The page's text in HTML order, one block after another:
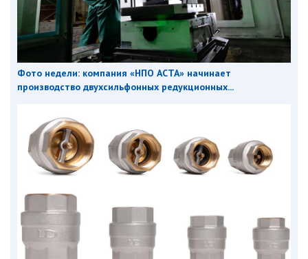
Фото недели: компания «НПО АСТА» начинает
производство двухсильфонных редукционных...